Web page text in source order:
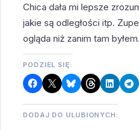
Chica dała mi lepsze
jakie są odległości itp.
ogląda niż zanim tam byłem.
PODZIEL SIĘ:
DODAJ DO ULUBIONYCH: